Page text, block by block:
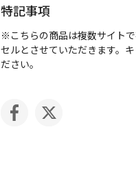
特記事項
※こちらの商品は複数サイト
セルとさせていただきます。
ださい。